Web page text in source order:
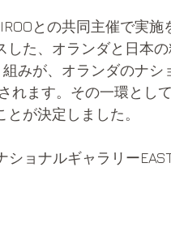
との共同主催で実施
た、オランダと日本
みが、オランダのナシ
れます。その一環とし
が決定しました。
ョナルギャラリー